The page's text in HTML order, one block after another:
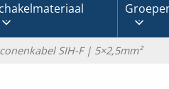
SIH-F | 5×2,5mm²